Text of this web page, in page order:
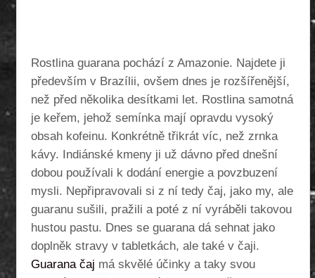
Rostlina guarana pochází z Amazonie. Najdete ji
především v Brazílii, ovšem dnes je rozšířenější,
než před několika desítkami let. Rostlina samotná
je keřem, jehož semínka mají opravdu vysoký
obsah kofeinu. Konkrétně třikrát víc, než zrnka
kávy. Indiánské kmeny ji už dávno před dnešní
dobou používali k dodání energie a povzbuzení
mysli. Nepřipravovali si z ní tedy čaj, jako my, ale
guaranu sušili, pražili a poté z ní vyráběli takovou
hustou pastu. Dnes se guarana dá sehnat jako
doplněk stravy v tabletkách, ale také v čaji.
Guarana čaj má skvělé účinky a taky svou